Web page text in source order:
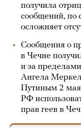
получила
сообщений, по
осложняет
Сообщения о
в Чечне
и за
Ангела
Путиным 2 мая
РФ
прав геев в